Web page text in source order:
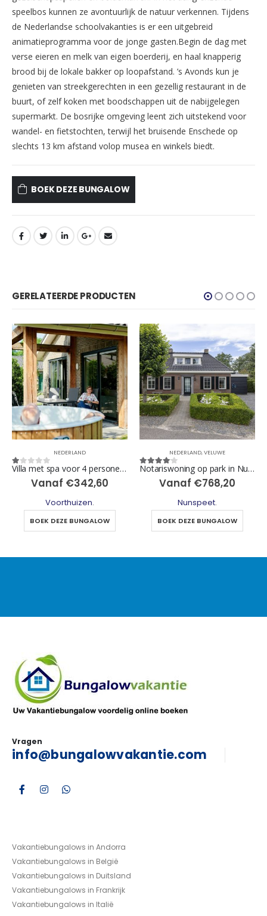
speelbos kunnen ze avontuurlijk de natuur verkennen. Tijdens
de Nederlandse schoolvakanties is er een uitgebreid
animatieprogramma voor de jonge gasten.Begin de dag met
verse eieren en melk van eigen boerderij, en haal knapperig
brood bij de lokale bakker op loopafstand. ’s Avonds kun je
genieten van streekgerechten in een gezellig restaurant in de
buurt, of zelf koken met boodschappen uit de nabijgelegen
supermarkt. De bosrijke omgeving leent zich uitstekend voor
wandel- en fietstochten, terwijl het bruisende Enschede op
slechts 13 km afstand volop musea en winkels biedt.
BOEK DEZE BUNGALOW
GERELATEERDE PRODUCTEN
NEDERLAND
1 out of 5 Villa met spa voor 4 personen op de Veluwe in Voorthuizen
Vanaf €342,60
Voorthuizen.
BOEK DEZE BUNGALOW
NEDERLAND,VELUWE
4out of 5 Notariswoning op park in Nunspeet
Vanaf €768,20
Nunspeet.
BOEK DEZE BUNGALOW
Vragen
info@bungalowvakantie.com
Vakantiebungalows in Andorra
Vakantiebungalows in België
Vakantiebungalows in Duitsland
Vakantiebungalows in Frankrijk
Vakantiebungalows in Italië